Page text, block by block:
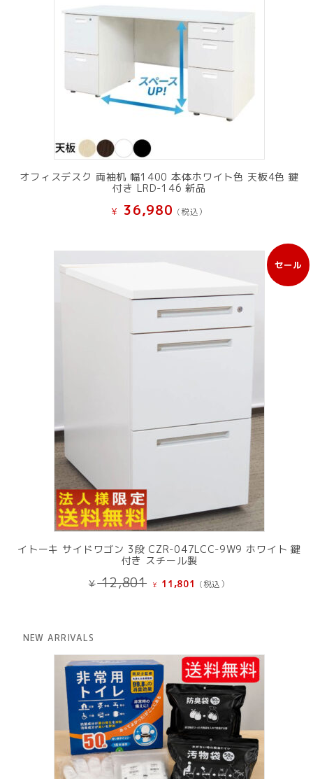
オフィスデスク 両袖机 幅1400 本体ホワイト色 天板4色 鍵
付き LRD-146 新品
¥ 36,980 (税込）
セール
販
売
イトーキ サイドワゴン 3段 CZR-047LCC-9W9 ホワイト 鍵
付き スチール製
¥12,801 元
で
し
た。
¥ 11,801 現
¥ 11,801
で
す。
(税込）
NEW ARRIVALS